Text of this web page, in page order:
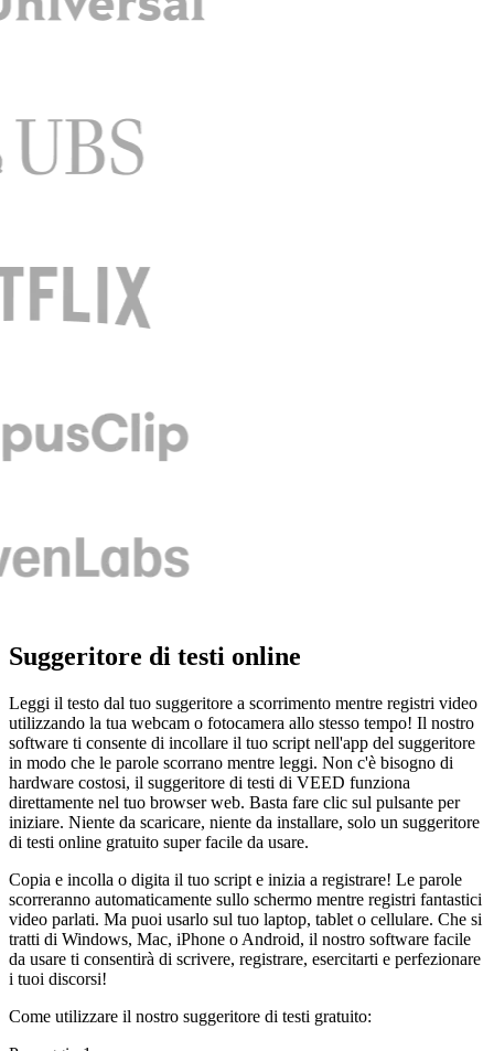
Suggeritore di testi online
Leggi il testo dal tuo suggeritore a scorrimento mentre registri video
utilizzando la tua webcam o fotocamera allo stesso tempo! Il nostro
software ti consente di incollare il tuo script nell'app del suggeritore
in modo che le parole scorrano mentre leggi. Non c'è bisogno di
hardware costosi, il suggeritore di testi di VEED funziona
direttamente nel tuo browser web. Basta fare clic sul pulsante per
iniziare. Niente da scaricare, niente da installare, solo un suggeritore
di testi online gratuito super facile da usare.
Copia e incolla o digita il tuo script e inizia a registrare! Le parole
scorreranno automaticamente sullo schermo mentre registri fantastici
video parlati. Ma puoi usarlo sul tuo laptop, tablet o cellulare. Che si
tratti di Windows, Mac, iPhone o Android, il nostro software facile
da usare ti consentirà di scrivere, registrare, esercitarti e perfezionare
i tuoi discorsi!
Come utilizzare il nostro suggeritore di testi gratuito: